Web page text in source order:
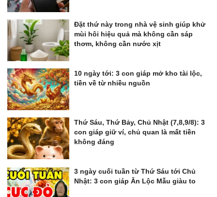
Đặt thứ này trong nhà vệ sinh giúp khử
mùi hôi hiệu quả mà không cần sáp
thơm, không cần nước xịt
10 ngày tới: 3 con giáp mở kho tài lộc,
tiền về từ nhiều nguồn
Thứ Sáu, Thứ Bảy, Chủ Nhật (7,8,9/8): 3
con giáp giữ ví, chủ quan là mất tiền
không đáng
3 ngày cuối tuần từ Thứ Sáu tới Chủ
Nhật: 3 con giáp Ăn Lộc Mẫu giàu to